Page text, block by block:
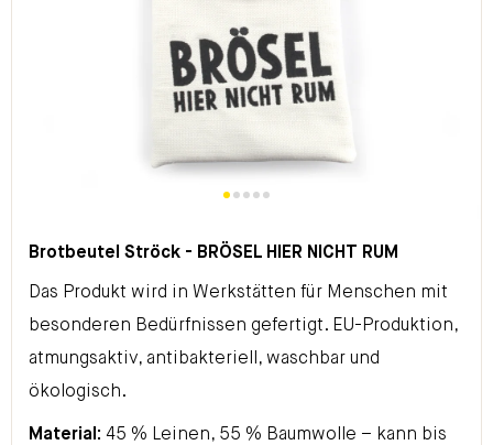
Brotbeutel Ströck - BRÖSEL HIER NICHT RUM
Das Produkt wird in Werkstätten für Menschen mit
besonderen Bedürfnissen gefertigt. EU-Produktion,
atmungsaktiv, antibakteriell, waschbar und
ökologisch.
Material: 45 % Leinen, 55 % Baumwolle – kann bis